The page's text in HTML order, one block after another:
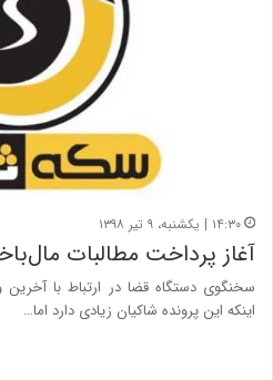
۱۴:۳۰ | یکشنبه، ۹ تیر ۱۳۹۸
آغاز پرداخت مطالبات
سخنگوی دستگاه قضا در ارتباط با
اینکه این پرونده شاکیان زیادی دارد اما…